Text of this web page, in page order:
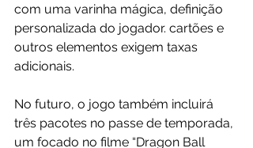
com uma varinha mágica, definição
personalizada do jogador. cartões e
outros elementos exigem taxas
adicionais.
No futuro, o jogo também incluirá
três pacotes no passe de temporada,
um focado no filme “Dragon Ball